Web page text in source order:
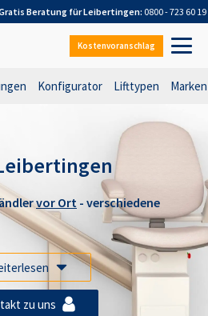
Beratung fürLeibertingen: 0800 - 723 60 19
Kostenvoranschlag
Konfigurator Lifttypen Marken
vor Ort - verschiedene
zu uns